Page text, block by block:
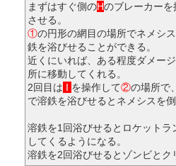
まずはすぐ側のHのブレーカー
させる。
①の円形の網目の場所でネメシ
鉄を浴びせることができる。
近くにいれば、ある程度ダメー
所に移動してくれる。
2回目は I を操作して②の場所で
で溶鉄を浴びせるとネメシスを倒
溶鉄を1回浴びせるとロケット
してくるようになる。
溶鉄を2回浴びせるとゾンビとク